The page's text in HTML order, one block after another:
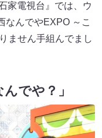
家電視台』では、ウ
なんでやEXPO ～こ
ません手組んでまし
でや？」